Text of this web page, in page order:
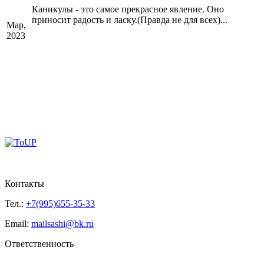
Каникулы - это самое прекрасное явление. Оно
приносит радость и ласку.(Правда не для всех)...
Мар,
2023
Контакты
Тел.: +7(995)655-35-33
Email: mailsashi@bk.ru
Ответственность